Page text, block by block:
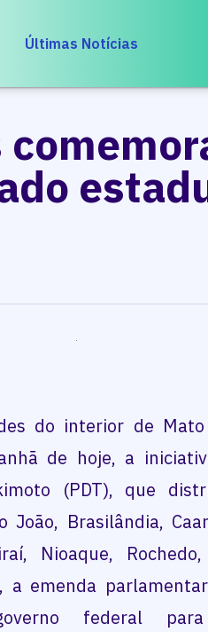
Últimas Notícias
do interior de
de hoje, a
(PDT), que
João, Brasilândia,
Nioaque,
a emenda
federal